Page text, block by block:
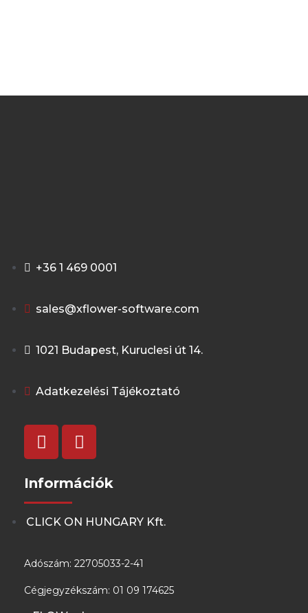
+36 1 469 0001
sales@xflower-software.com
1021 Budapest, Kuruclesi út 14.
Adatkezelési Tájékoztató
Információk
CLICK ON HUNGARY Kft.
Adószám: 22705033-2-41
Cégjegyzékszám: 01 09 174625